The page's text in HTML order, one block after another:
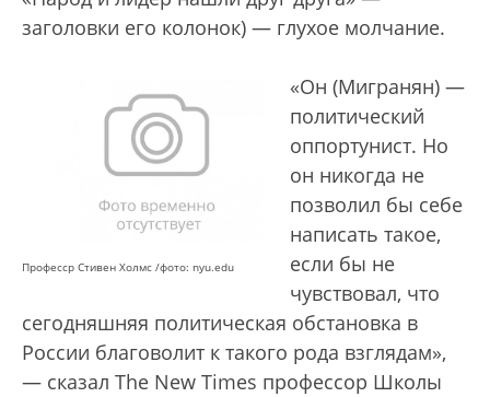
заголовки его колонок) — глухое молчание.
Професср Стивен Холмс /фото: nyu.edu
«Он (Мигранян) —
политический
оппортунист. Но
он никогда не
позволил бы себе
написать такое,
если бы не
чувствовал, что
сегодняшняя политическая обстановка в
России благоволит к такого рода взглядам»,
— сказал The New Times профессор Школы